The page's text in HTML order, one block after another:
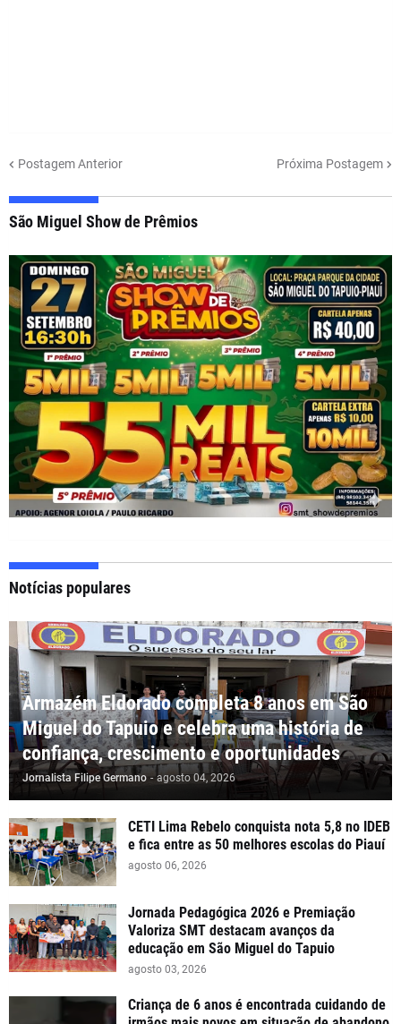
Postagem Anterior Próxima Postagem
São Miguel Show de Prêmios
Notícias populares
Armazém Eldorado completa 8 anos em São
Miguel do Tapuio e celebra uma história de
confiança, crescimento e oportunidades
Jornalista Filipe Germano - agosto 04, 2026
CETI Lima Rebelo conquista nota 5,8 no IDEB
e fica entre as 50 melhores escolas do Piauí
agosto 06, 2026
Jornada Pedagógica 2026 e Premiação
Valoriza SMT destacam avanços da
educação em São Miguel do Tapuio
agosto 03, 2026
Criança de 6 anos é encontrada cuidando de